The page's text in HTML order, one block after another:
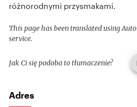
różnorodnymi przysmakami.
This page has been translated using
service.
Jak Ci się podoba to tłumaczenie?
Adres